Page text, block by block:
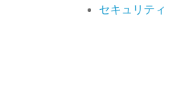
セキュリティ